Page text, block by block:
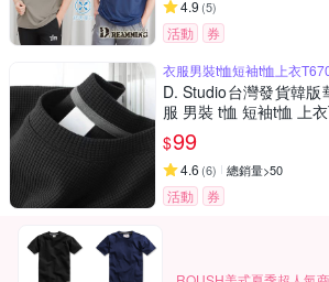
4.9 (5)
活動
券
衣服男裝t恤短袖t恤上衣
D. Studio台灣發貨韓
服 男裝 t恤 短袖t恤 上
$99
4.6 (6) 總銷量>50
活動 券